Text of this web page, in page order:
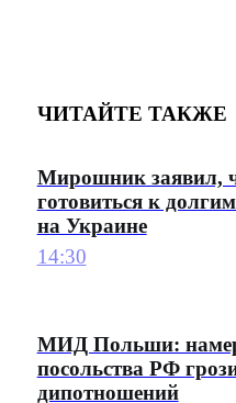
ЧИТАЙТЕ ТАКЖЕ
Мирошник заявил,
готовиться к
на Украине
14:30
МИД Польши:
посольства РФ
дипотношений